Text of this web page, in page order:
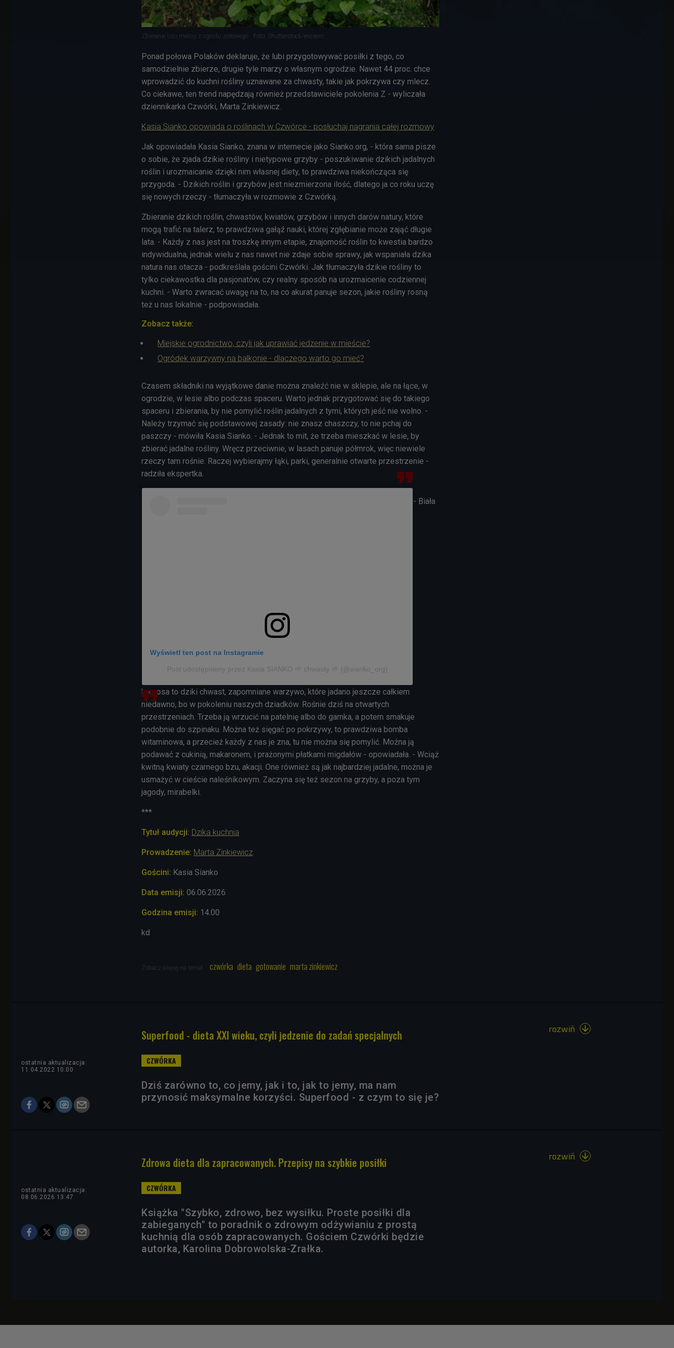
Zbieranie liści melisy z ogrodu ziołowego Foto: Shutterstock/encierro
Ponad połowa Polaków deklaruje, że lubi przygotowywać posiłki z tego, co
samodzielnie zbierze, drugie tyle marzy o własnym ogrodzie. Nawet 44 proc. chce
wprowadzić do kuchni rośliny uznawane za chwasty, takie jak pokrzywa czy mlecz.
Co ciekawe, ten trend napędzają również przedstawiciele pokolenia Z - wyliczała
dziennikarka Czwórki, Marta Zinkiewicz.
Kasia Sianko opowiada o roślinach w Czwórce - posłuchaj nagrania całej rozmowy
Jak opowiadała Kasia Sianko, znana w internecie jako Sianko.org, - która sama pisze
o sobie, że zjada dzikie rośliny i nietypowe grzyby - poszukiwanie dzikich jadalnych
roślin i urozmaicanie dzięki nim własnej diety, to prawdziwa niekończąca się
przygoda. - Dzikich roślin i grzybów jest niezmierzona ilość, dlatego ja co roku uczę
się nowych rzeczy - tłumaczyła w rozmowie z Czwórką.
Zbieranie dzikich roślin, chwastów, kwiatów, grzybów i innych darów natury, które
mogą trafić na talerz, to prawdziwa gałąź nauki, której zgłębianie może zająć długie
lata. - Każdy z nas jest na troszkę innym etapie, znajomość roślin to kwestia bardzo
indywidualna, jednak wielu z nas nawet nie zdaje sobie sprawy, jak wspaniała dzika
natura nas otacza - podkreślała gościni Czwórki. Jak tłumaczyła dzikie rośliny to
tylko ciekawostka dla pasjonatów, czy realny sposób na urozmaicenie codziennej
kuchni. - Warto zwracać uwagę na to, na co akurat panuje sezon, jakie rośliny rosną
też u nas lokalnie - podpowiadała.
Zobacz także:
Miejskie ogrodnictwo, czyli jak uprawiać jedzenie w mieście?
Ogródek warzywny na balkonie - dlaczego warto go mieć?
Czasem składniki na wyjątkowe danie można znaleźć nie w sklepie, ale na łące, w
ogrodzie, w lesie albo podczas spaceru. Warto jednak przygotować się do takiego
spaceru i zbierania, by nie pomylić roślin jadalnych z tymi, których jeść nie wolno. -
Należy trzymać się podstawowej zasady: nie znasz chaszczy, to nie pchaj do
paszczy - mówiła Kasia Sianko. - Jednak to mit, że trzeba mieszkać w lesie, by
zbierać jadalne rośliny. Wręcz przeciwnie, w lasach panuje półmrok, więc niewiele
rzeczy tam rośnie. Raczej wybierajmy łąki, parki, generalnie otwarte przestrzenie -
radziła ekspertka.
Wyświetl ten post na Instagramie
Post udostępniony przez Kasia SIANKO 🌱 chwasty 🌱 (@sianko_org)
- Biała
komosa to dziki chwast, zapomniane warzywo, które jadano jeszcze całkiem
niedawno, bo w pokoleniu naszych dziadków. Rośnie dziś na otwartych
przestrzeniach. Trzeba ją wrzucić na patelnię albo do garnka, a potem smakuje
podobnie do szpinaku. Można też sięgać po pokrzywy, to prawdziwa bomba
witaminowa, a przecież każdy z nas je zna, tu nie można się pomylić. Można ją
podawać z cukinią, makaronem, i prażonymi płatkami migdałów - opowiadała. - Wciąż
kwitną kwiaty czarnego bzu, akacji. One również są jak najbardziej jadalne, można je
usmażyć w cieście naleśnikowym. Zaczyna się też sezon na grzyby, a poza tym
jagody, mirabelki.
***
Tytuł audycji: Dzika kuchnia
Prowadzenie: Marta Zinkiewicz
Gościni: Kasia Sianko
Data emisji: 06.06.2026
Godzina emisji: 14.00
kd
Zobacz więcej na temat: czwórka dieta gotowanie marta zinkiewicz
Superfood - dieta XXI wieku, czyli jedzenie do zadań specjalnych
ostatnia aktualizacja:
11.04.2022 10:00
Dziś zarówno to, co jemy, jak i to, jak to jemy, ma nam
przynosić maksymalne korzyści. Superfood - z czym to się je?
rozwiń 
Zdrowa dieta dla zapracowanych. Przepisy na szybkie posiłki
ostatnia aktualizacja:
08.06.2026 13:47
Książka "Szybko, zdrowo, bez wysiłku. Proste posiłki dla
zabieganych" to poradnik o zdrowym odżywianiu z prostą
kuchnią dla osób zapracowanych. Gościem Czwórki będzie
autorka, Karolina Dobrowolska-Zrałka.
rozwiń 